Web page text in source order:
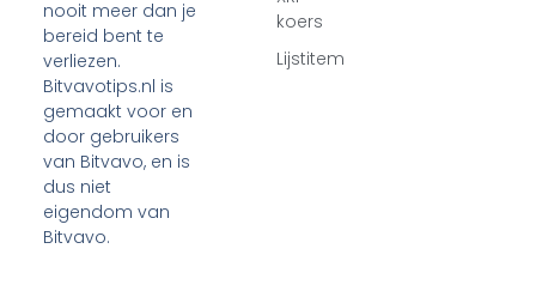
nooit meer dan je
bereid bent te
verliezen.
Bitvavotips.nl is
gemaakt voor en
door gebruikers
van Bitvavo, en is
dus niet
eigendom van
Bitvavo.
koers
Lijstitem